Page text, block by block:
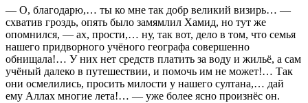
— О, благодарю,… ты ко мне так добр великий визирь… —
схватив гроздь, опять было замямлил Хамид, но тут же
опомнился, — ах, прости,… ну, так вот, дело в том, что семья
нашего придворного учёного географа совершенно
обнищала!… У них нет средств платить за воду и жильё, а сам
учёный далеко в путешествии, и помочь им не может!… Так
они осмелились, просить милости у нашего султана,… дай
ему Аллах многие лета!… — уже более ясно произнёс он.